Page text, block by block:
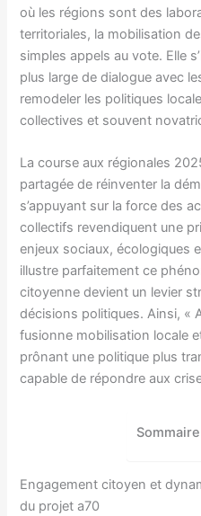
où les régions sont des
territoriales, la mobilisation
simples appels au vote. Elle
plus large de dialogue avec
remodeler les politiques
collectives et souvent
La course aux régionales
partagée de réinventer la
s’appuyant sur la force des
collectifs revendiquent une
enjeux sociaux, écologiques
illustre parfaitement ce
citoyenne devient un levier
décisions politiques. Ainsi, «
fusionne mobilisation locale
prônant une politique plus
capable de répondre aux
Engagement citoyen et
du projet a70